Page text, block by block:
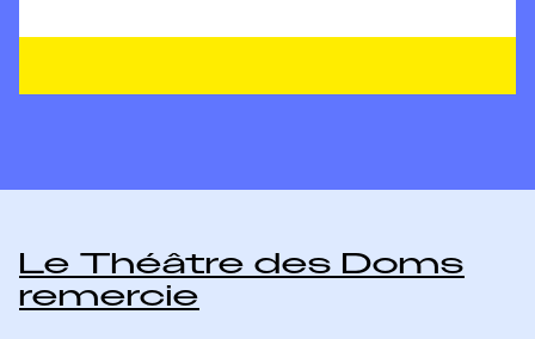
Le Théâtre des Doms
remercie